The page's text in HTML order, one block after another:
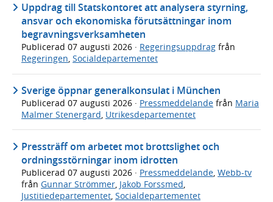
Uppdrag till Statskontoret att analysera styrning,
ansvar och ekonomiska förutsättningar inom
begravningsverksamheten
Publicerad 07 augusti 2026 · Regeringsuppdrag från
Regeringen, Socialdepartementet
Sverige öppnar generalkonsulat i München
Publicerad 07 augusti 2026 · Pressmeddelande från Maria
Malmer Stenergard, Utrikesdepartementet
Pressträff om arbetet mot brottslighet och
ordningsstörningar inom idrotten
Publicerad 07 augusti 2026 · Pressmeddelande Webb-tv
från Gunnar Strömmer Jakob Forssmed
Justitiedepartementet Socialdepartementet